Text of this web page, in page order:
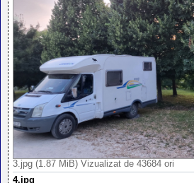
3.jpg (1.87 MiB) Vizualizat de 43684 ori
4.jpg